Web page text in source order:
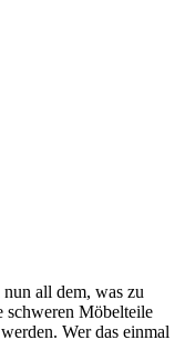
all dem, was zu
schweren Möbelteile
Wer das einmal